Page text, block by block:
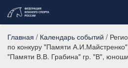
Главная / Календарь событий /
по конкуру "Памяти
"Памяти В.В. Грабина" гр. "В",